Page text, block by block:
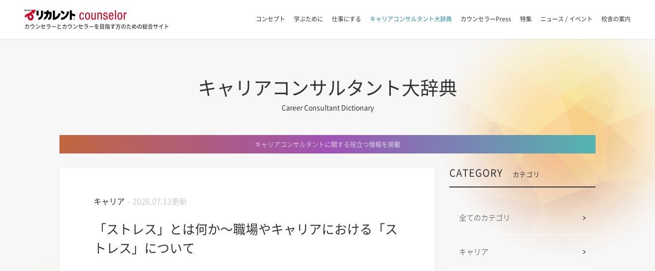
カウンセラーとカウンセラーを目指す方のための総合サイト
コンセプト 学ぶために 仕事にする キャリアコンサルタント大辞典 カウンセラーPress 特集 ニュース / イベント 校舎の案内
キャリアコンサルタント大辞典
Career Consultant Dictionary
キャリアコンサルタントに関する役立つ情報を掲載
キャリア - 2026.07.13更新
「ストレス」とは何か～職場やキャリアにおける「ス
トレス」について
CATEGORY カテゴリ
全てのカテゴリ
キャリア